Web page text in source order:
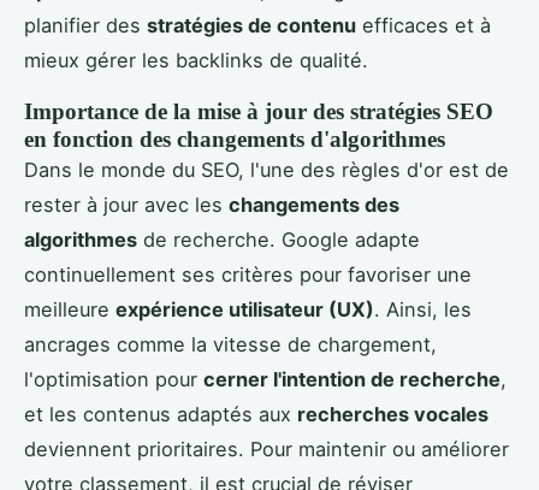
planifier des stratégies de contenu efficaces et à
mieux gérer les backlinks de qualité.
Importance de la mise à jour des stratégies SEO
en fonction des changements d'algorithmes
Dans le monde du SEO, l'une des règles d'or est de
rester à jour avec les changements des
algorithmes de recherche. Google adapte
continuellement ses critères pour favoriser une
meilleure expérience utilisateur (UX). Ainsi, les
ancrages comme la vitesse de chargement,
l'optimisation pour cerner l'intention de recherche,
et les contenus adaptés aux recherches vocales
deviennent prioritaires. Pour maintenir ou améliorer
votre classement, il est crucial de réviser